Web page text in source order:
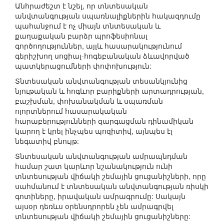
Անհրաժեշտ է նշել, որ տնտեսական
անվտանգության սպառնալիքներին հակազդումը
պահանջում է ոչ միայն տնտեսական և
քաղաքական բարձր պրոֆեսիոնալ
գործողություններ, այլև հասարակությունում
գերիշխող սոցիալ-հոգեբանական ձևավորված
պատկերացումների փոփոխություն:
Տնտեսական անվտանգության տեսանկյունից
նյութական և հոգևոր բարիքների արտադրության,
բաշխման, փոխանակման և սպառման
ոլորտներում հասարակական
հարաբերությունների զարգացման դինամիկան
կարող է կրել ինչպես պոզիտիվ, այնպես էլ
նեգատիվ բնույթ:
Տնտեսական անվտանգության ամրապնդման
համար շատ կարևոր նշանակություն ունի
տնտեսության վիճակի շեմային ցուցանիշների, որը
սահմանում է տնտեսական անվտանգության ռիսկի
գոտիները, իրավական ամրագրումը: Սակայն
այսօր դեռևս օրենսդրորեն չեն ամրագրվել
տնտեսության վիճակի շեմային ցուցանիշները: